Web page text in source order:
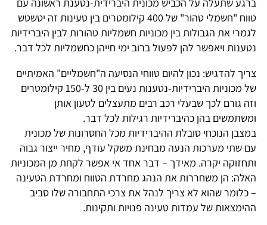
טווח "חשמלי טהור" של 400 קילומטרים בין טעינות זה יטשטש
לגמרי את הגבולות בין מכוניות חשמליות טהורות לבין היברידיות
נטענות ויאפשר להן לפעול ברוב ימי חייהן כחשמליות לכל דבר.
צריך להדגיש: נכון להיום טווחי הנסיעה ה"חשמליים" האמיתיים
של מכוניות היברידיות-נטענות נעים בין 30 ל-150 קילומטרים
וזה גורם לכך שבעלי רכב רבים מתעצלים לטעון אותן
ומשתמשים בהן כהיברידיות רגילות לכל דבר.
במצבן הנוכחי סובלת ההיברידיות מכל החסרונות של מכונית
עם שתי מערכות הנעה מבחינת משקל עודף, מחיר ייצור גבוה
ותחזוקה יקרה. מאידך – דבר אחד אי אפשר לקחת מן המכוניות
האלה: הן משחררות את הנהג מחרדת הטווח ומחרדת הטעינה
– כלומר שהוא לא צריך לנהל את צרכי התחבורה שלו סביב
ההימצאות של עמדות טעינה פנויות ותקינות.